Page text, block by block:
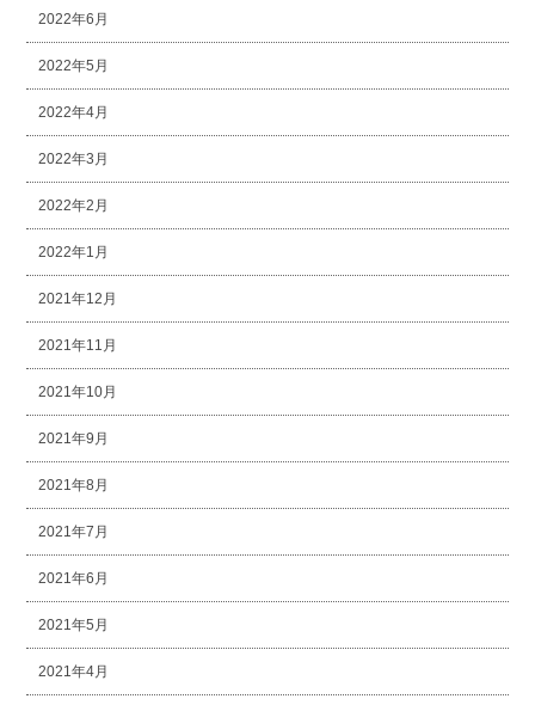
2022年6月
2022年5月
2022年4月
2022年3月
2022年2月
2022年1月
2021年12月
2021年11月
2021年10月
2021年9月
2021年8月
2021年7月
2021年6月
2021年5月
2021年4月